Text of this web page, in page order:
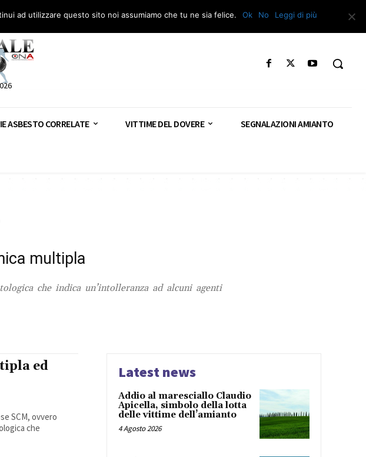
e lavoro Segnala – AGN Segnala – Repac
ASBESTO CORRELATE VITTIME DEL DOVERE SEGNALAZIONI AMIANTO
multipla
che indica un’intolleranza ad alcuni agenti
ed
SCM, ovvero
che
Latest news
Addio al maresciallo Claudio
Apicella, simbolo della lotta
delle vittime dell’amianto
4 Agosto 2026
ad utilizzare questo sito noi assumiamo che tu ne sia felice. Ok No Leggi di più